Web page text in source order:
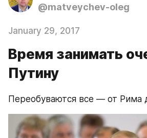
@matveychev-oleg
January 29, 2017
Время занимать
Путину
Переобуваются все — от Рима